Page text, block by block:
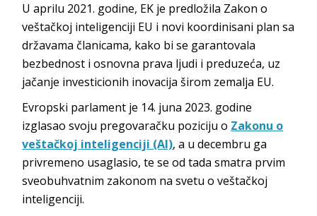
U aprilu 2021. godine, EK je predložila Zakon o
veštačkoj inteligenciji EU i novi koordinisani plan sa
državama članicama, kako bi se garantovala
bezbednost i osnovna prava ljudi i preduzeća, uz
jačanje investicionih inovacija širom zemalja EU.
Evropski parlament je 14. juna 2023. godine
izglasao svoju pregovaračku poziciju o Zakonu o
veštačkoj inteligenciji (AI), a u decembru ga
privremeno usaglasio, te se od tada smatra prvim
sveobuhvatnim zakonom na svetu o veštačkoj
inteligenciji.